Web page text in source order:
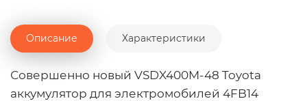
Описание Характеристики
Совершенно новый VSDX400M-48 Toyota
аккумулятор для электромобилей 4FB14